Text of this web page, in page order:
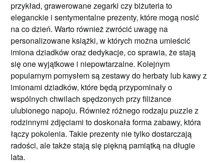
przykład, grawerowane zegarki czy biżuteria to
eleganckie i sentymentalne prezenty, które mogą nosić
na co dzień. Warto również zwrócić uwagę na
personalizowane książki, w których można umieścić
imiona dziadków oraz dedykacje, co sprawia, że stają
się one wyjątkowe i niepowtarzalne. Kolejnym
popularnym pomysłem są zestawy do herbaty lub kawy z
imionami dziadków, które będą przypominały o
wspólnych chwilach spędzonych przy filiżance
ulubionego napoju. Również różnego rodzaju puzzle z
rodzinnymi zdjęciami to doskonała forma zabawy, która
łączy pokolenia. Takie prezenty nie tylko dostarczają
radości, ale także stają się piękną pamiątką na długie
lata.